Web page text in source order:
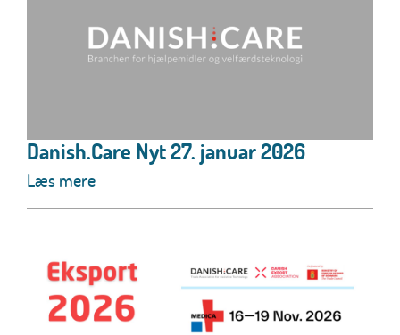
Danish.Care Nyt 27. januar 2026
Læs mere